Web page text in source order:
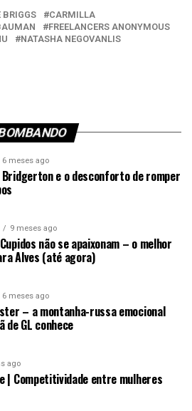
BRIGGS
CARMILLA
FREELANCERS ANONYMOUS
NATASHA NEGOVANLIS
6 meses ago
Bridgerton e o desconforto de romper
9 meses ago
não se apaixonam – o melhor
Alves (até agora)
6 meses ago
– a montanha-russa emocional
de GL conhece
ago
| Competitividade entre mulheres